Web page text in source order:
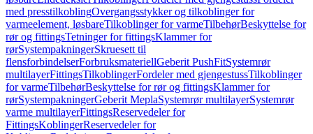
med presstilkoblingOvergangsstykker og tilkoblinger for
varmeelement, løsbareTilkoblinger for varmeTilbehørBeskyttelse for
rør og fittingsTetninger for fittingsKlammer for
rørSystempakningerSkruesett til
flensforbindelserForbruksmateriellGeberit PushFitSystemrør
multilayerFittingsTilkoblingerFordeler med gjengestussTilkoblinger
for varmeTilbehørBeskyttelse for rør og fittingsKlammer for
rørSystempakningerGeberit MeplaSystemrør multilayerSystemrør
varme multilayerFittingsReservedeler for
FittingsKoblingerReservedeler for